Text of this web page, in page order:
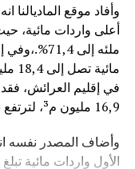
وأفاد موقع
ملئه إلى
في إقليم العرائش،
16,9 مليون م³، لترتفع نسبة ملئه إلى 37,5%.”
وأضاف المصدر نفسه